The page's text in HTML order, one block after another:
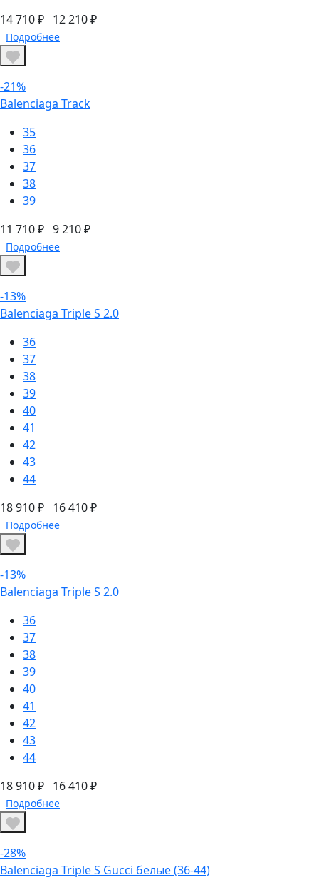
14 710 ₽ 12 210 ₽
Подробнее
-21%
Balenciaga Track
35
36
37
38
39
11 710 ₽ 9 210 ₽
Подробнее
-13%
Balenciaga Triple S 2.0
36
37
38
39
40
41
42
43
44
18 910 ₽ 16 410 ₽
Подробнее
-13%
Balenciaga Triple S 2.0
36
37
38
39
40
41
42
43
44
18 910 ₽ 16 410 ₽
Подробнее
-28%
Balenciaga Triple S Gucci белые (36-44)